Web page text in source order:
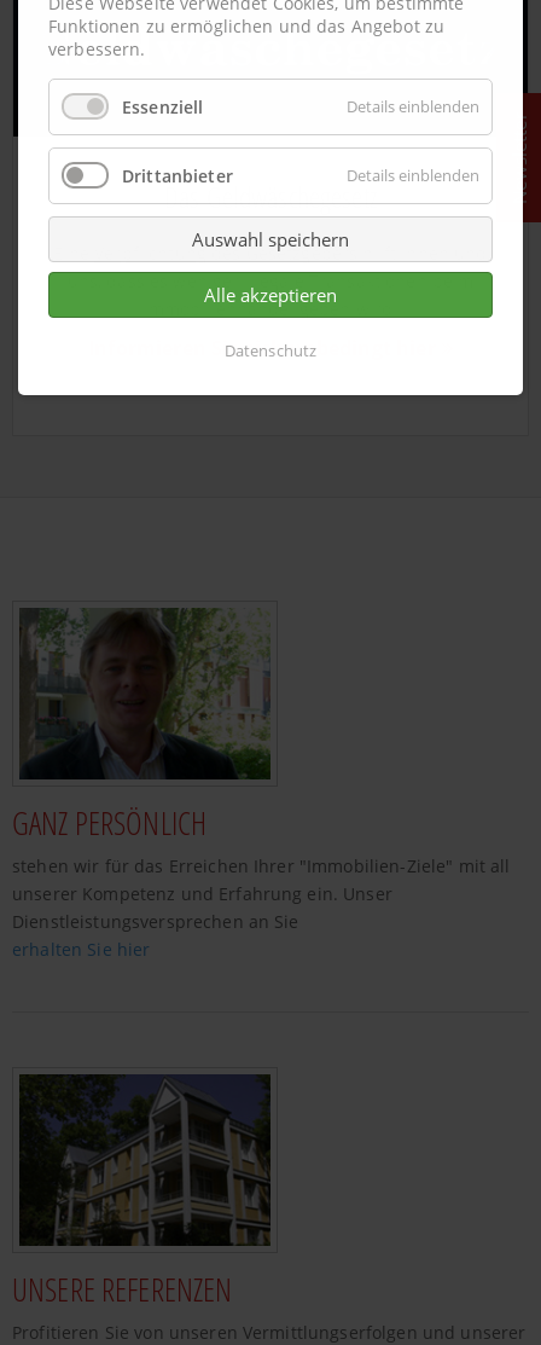
Funktionen zu ermöglichen und das Angebot zu
verbessern.
Essenziell Details einblenden
Drittanbieter Details einblenden
Auswahl speichern
Alle akzeptieren
Datenschutz
Das Geldwäschegesetz
Verpflichtungdes Gesetzgebers hilft Ihnen und
uns, dass es weniger illegale Transaktionen beim
Immobilienhandel geben wird.
Informieren Sie sich unbedingt hier
GANZ PERSÖNLICH
stehen wir für das Erreichen Ihrer "Immobilien-Ziele" mit all
unserer Kompetenz und Erfahrung ein. Unser
Dienstleistungsversprechen an Sie
erhalten Sie hier
UNSERE REFERENZEN
Profitieren Sie von unseren Vermittlungserfolgen und unserer
Newsletter